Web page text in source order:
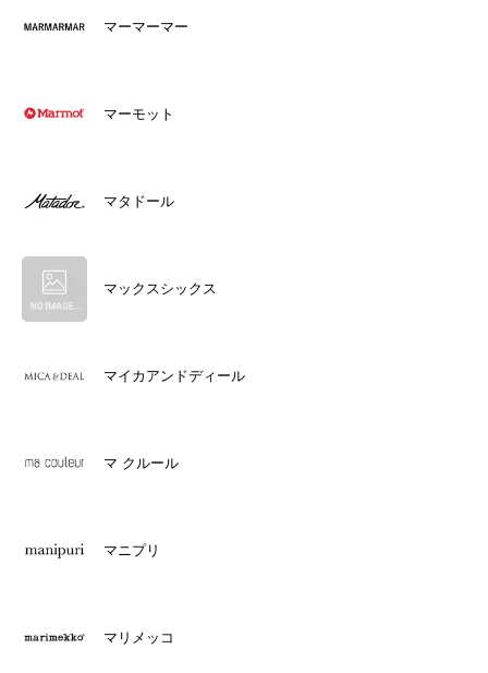
マーマーマー
マーモット
マタドール
マックスシックス
マイカアンドディール
マ クルール
マニプリ
マリメッコ